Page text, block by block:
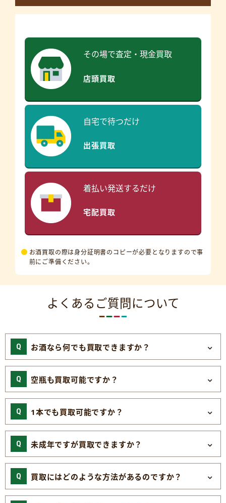
その場で査定・現金買取
店頭買取
自宅で待つだけ
出張買取
着払い発送するだけ
宅配買取
お酒買取の際は身分証明書のコピーが必要となりますので事
前にご準備ください。
よくあるご質問について
お酒なら何でも買取できますか？
空瓶も買取可能ですか？
1本でも買取可能ですか？
未成年ですが買取できますか？
買取にはどのような方法があるのですか？